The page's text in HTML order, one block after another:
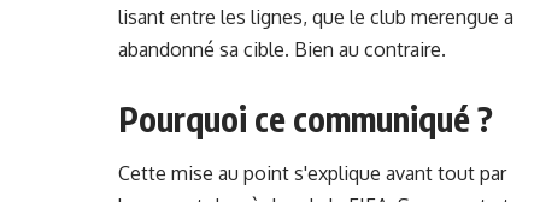
lisant entre les lignes, que le club merengue a
abandonné sa cible. Bien au contraire.
Pourquoi ce communiqué ?
Cette mise au point s'explique avant tout par